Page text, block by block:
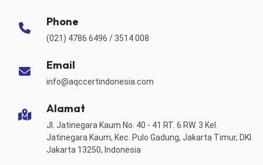
Phone
(021) 4786 6496 / 3514 008
Email
info@aqccertindonesia.com
Alamat
Jl. Jatinegara Kaum No. 40 - 41 RT. 6 RW. 3 Kel.
Jatinegara Kaum, Kec. Pulo Gadung, Jakarta Timur, DKI
Jakarta 13250, Indonesia